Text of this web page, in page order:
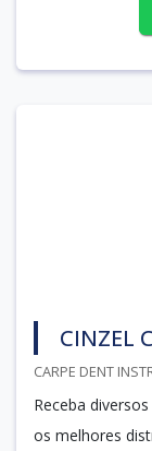
CINZEL
CARPE DENT
Receba
os melhores